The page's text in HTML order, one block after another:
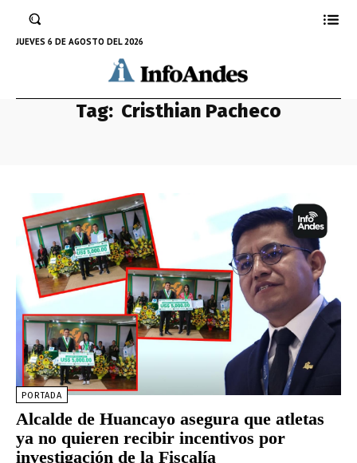
JUEVES 6 DE AGOSTO DEL 2026
Tag: Cristhian Pacheco
PORTADA
Alcalde de Huancayo asegura que atletas
ya no quieren recibir incentivos por
investigación de la Fiscalía